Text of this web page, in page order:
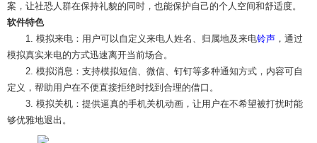
案，让社恐人群在保持礼貌的同时，也能保护自己的个人空间和舒适度。
软件特色
1. 模拟来电：用户可以自定义来电人姓名、归属地及来电铃声 ，通过
模拟真实来电的方式迅速离开当前场合。
2. 模拟消息：支持模拟短信、微信、钉钉等多种通知方式，内容可自
定义，帮助用户在不便直接拒绝时找到合理的借口。
3. 模拟关机：提供逼真的手机关机动画，让用户在不希望被打扰时能
够优雅地退出。